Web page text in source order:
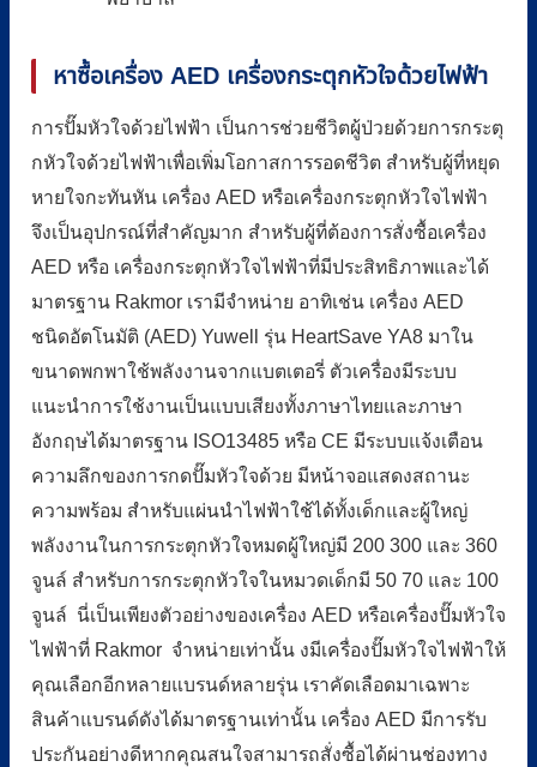
หาซื้อเครื่อง AED เครื่องกระตุกหัวใจด้วยไฟฟ้า
การปั๊มหัวใจด้วยไฟฟ้า เป็นการช่วยชีวิตผู้ป่วยด้วยการกระตุ
กหัวใจด้วยไฟฟ้าเพื่อเพิ่มโอกาสการรอดชีวิต สำหรับผู้ที่หยุด
หายใจกะทันหัน เครื่อง AED หรือเครื่องกระตุกหัวใจไฟฟ้า
จึงเป็นอุปกรณ์ที่สำคัญมาก สำหรับผู้ที่ต้องการสั่งซื้อเครื่อง
AED หรือ เครื่องกระตุกหัวใจไฟฟ้าที่มีประสิทธิภาพและได้
มาตรฐาน Rakmor เรามีจำหน่าย อาทิเช่น เครื่อง AED
ชนิดอัตโนมัติ (AED) Yuwell รุ่น HeartSave YA8 มาใน
ขนาดพกพาใช้พลังงานจากแบตเตอรี่ ตัวเครื่องมีระบบ
แนะนำการใช้งานเป็นแบบเสียงทั้งภาษาไทยและภาษา
อังกฤษได้มาตรฐาน ISO13485 หรือ CE มีระบบแจ้งเตือน
ความลึกของการกดปั๊มหัวใจด้วย มีหน้าจอแสดงสถานะ
ความพร้อม สำหรับแผ่นนำไฟฟ้าใช้ได้ทั้งเด็กและผู้ใหญ่
พลังงานในการกระตุกหัวใจหมดผู้ใหญ่มี 200 300 และ 360
จูนล์ สำหรับการกระตุกหัวใจในหมวดเด็กมี 50 70 และ 100
จูนล์ นี่เป็นเพียงตัวอย่างของเครื่อง AED หรือเครื่องปั๊มหัวใจ
ไฟฟ้าที่ Rakmor จำหน่ายเท่านั้น งมีเครื่องปั๊มหัวใจไฟฟ้าให้
คุณเลือกอีกหลายแบรนด์หลายรุ่น เราคัดเลือดมาเฉพาะ
สินค้าแบรนด์ดังได้มาตรฐานเท่านั้น เครื่อง AED มีการรับ
ประกันอย่างดีหากคุณสนใจสามารถสั่งซื้อได้ผ่านช่องทาง